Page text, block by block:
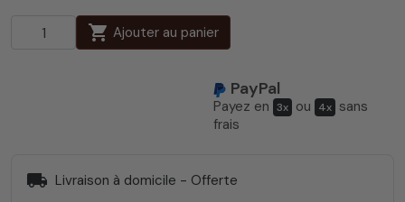
shopping_cart Ajouter au panier
PayPal
Payez en 3x ou 4x sans
frais
local_shipping Livraison à domicile - Offerte